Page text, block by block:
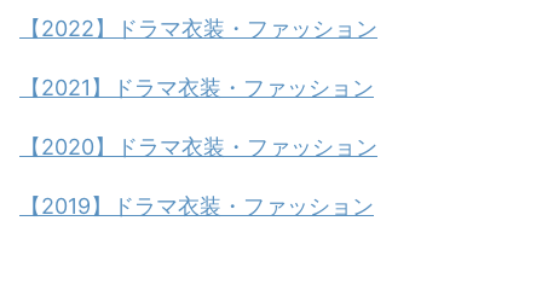
【2022】ドラマ衣装・ファッション
【2021】ドラマ衣装・ファッション
【2020】ドラマ衣装・ファッション
【2019】ドラマ衣装・ファッション